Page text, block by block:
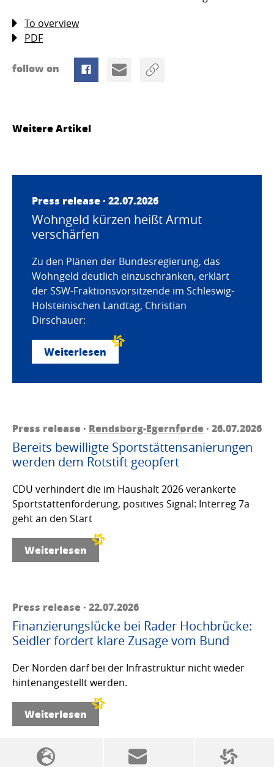
To overview
PDF
follow on
Weitere Artikel
Press release · 22.07.2026
Wohngeld kürzen heißt Armut
verschärfen
Zu den Plänen der Bundesregierung, das
Wohngeld deutlich einzuschränken, erklärt
der SSW-Fraktionsvorsitzende im Schleswig-
Holsteinischen Landtag, Christian
Dirschauer:
Weiterlesen
Press release · Rendsborg-Egernførde· 26.07.2026
Bereits bewilligte Sportstättensanierungen
werden dem Rotstift geopfert
CDU verhindert die im Haushalt 2026 verankerte
Sportstättenförderung, positives Signal: Interreg 7a
geht an den Start
Weiterlesen
Press release · 22.07.2026
Finanzierungslücke bei Rader Hochbrücke:
Seidler fordert klare Zusage vom Bund
Der Norden darf bei der Infrastruktur nicht wieder
hintenangestellt werden.
Weiterlesen
SSW politics from A to Z